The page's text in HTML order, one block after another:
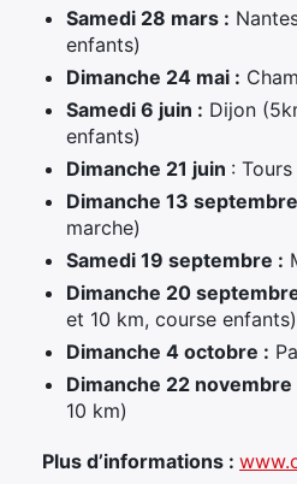
Samedi 28 mars :
enfants)
Dimanche 24 mai :
Samedi 6 juin : Dijon
enfants)
Dimanche 21 juin :
Dimanche 13 septembre
marche)
Samedi 19 septembre :
Dimanche 20
et 10 km, course enfants)
Dimanche 4 octobre :
Dimanche 22 novembre
10 km)
Plus d’informations :